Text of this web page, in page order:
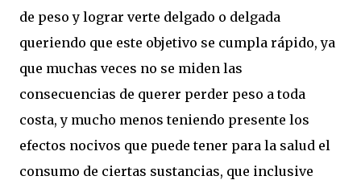
de peso y lograr verte delgado o delgada
queriendo que este objetivo se cumpla rápido, ya
que muchas veces no se miden las
consecuencias de querer perder peso a toda
costa, y mucho menos teniendo presente los
efectos nocivos que puede tener para la salud el
consumo de ciertas sustancias, que inclusive